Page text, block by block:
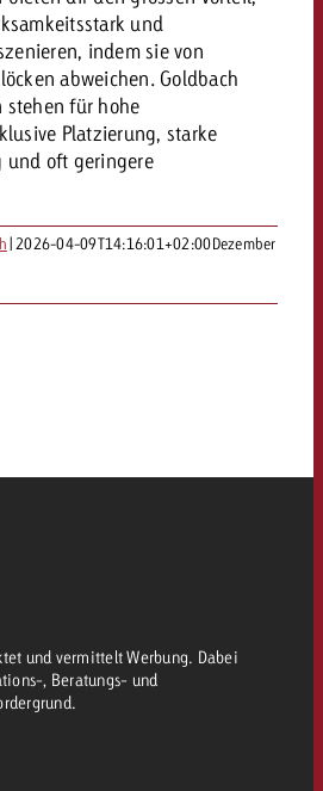
und
indem sie von
abweichen. Goldbach
stehen für hohe
Platzierung, starke
und oft geringere
| 2026-04-09T14:16:01+02:00Dezember
und vermittelt Werbung. Dabei
, Beratungs- und